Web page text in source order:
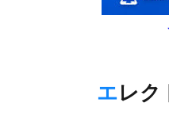
エレ